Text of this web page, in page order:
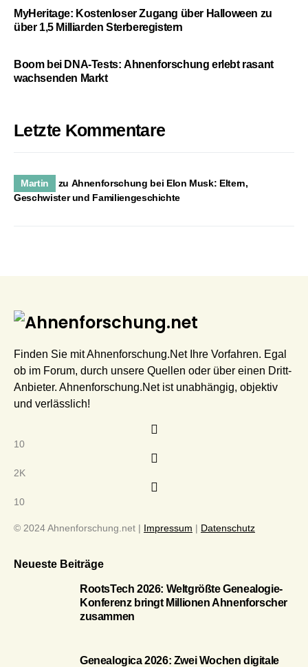
MyHeritage: Kostenloser Zugang über Halloween zu
über 1,5 Milliarden Sterberegistern
Boom bei DNA-Tests: Ahnenforschung erlebt rasant
wachsenden Markt
Letzte Kommentare
Martin zu Ahnenforschung bei Elon Musk: Eltern,
Geschwister und Familiengeschichte
Finden Sie mit Ahnenforschung.Net Ihre Vorfahren. Egal
ob im Forum, durch unsere Quellen oder über einen Dritt-
Anbieter. Ahnenforschung.Net ist unabhängig, objektiv
und verlässlich!
10
2K
10
© 2024 Ahnenforschung.net | Impressum | Datenschutz
Neueste Beiträge
RootsTech 2026: Weltgrößte Genealogie-
Konferenz bringt Millionen Ahnenforscher
zusammen
Genealogica 2026: Zwei Wochen digitale